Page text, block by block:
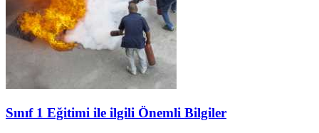
Sınıf 1 Eğitimi ile ilgili Önemli Bilgiler